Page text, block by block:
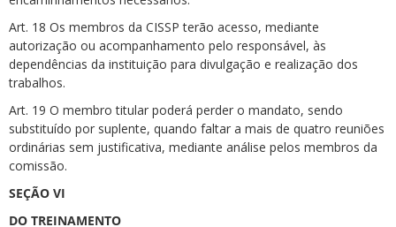
Art. 18 Os membros da CISSP terão acesso, mediante
autorização ou acompanhamento pelo responsável, às
dependências da instituição para divulgação e realização dos
trabalhos.
Art. 19 O membro titular poderá perder o mandato, sendo
substituído por suplente, quando faltar a mais de quatro reuniões
ordinárias sem justificativa, mediante análise pelos membros da
comissão.
SEÇÃO VI
DO TREINAMENTO